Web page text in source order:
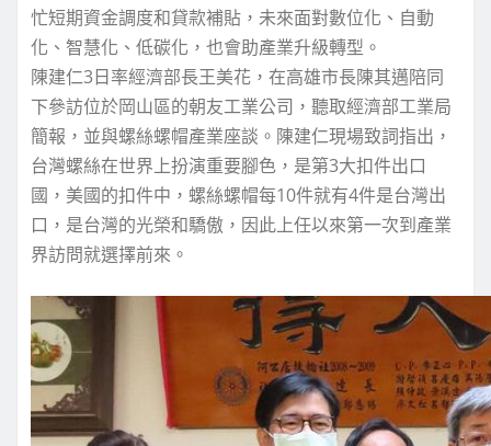
忙短期資金調度和貸款補貼，未來面對數位化、自動
化、智慧化、低碳化，也會助產業升級轉型。
陳建仁3日率經濟部長王美花，在高雄市長陳其邁陪同
下參訪位於岡山區的朝友工業公司，聽取經濟部工業局
簡報，並與螺絲螺帽產業座談。陳建仁現場致詞指出，
台灣螺絲在世界上扮演重要腳色，是第3大扣件出口
國，美國的扣件中，螺絲螺帽每10件就有4件是台灣出
口，是台灣的光榮和驕傲，因此上任以來第一次到產業
界訪問就選擇前來。